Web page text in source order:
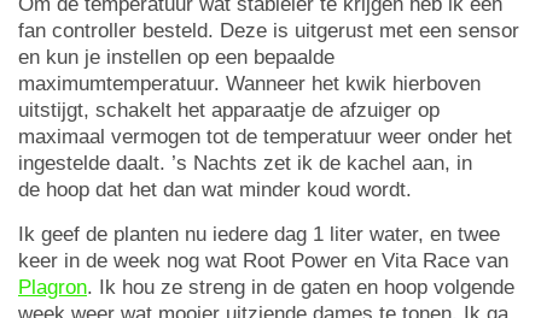
fan controller besteld. Deze is uitgerust met een sensor
en kun je instellen op een bepaalde
maximumtemperatuur. Wanneer het kwik hierboven
uitstijgt, schakelt het apparaatje de afzuiger op
maximaal vermogen tot de temperatuur weer onder het
ingestelde daalt. ’s Nachts zet ik de kachel aan, in
de hoop dat het dan wat minder koud wordt.
Ik geef de planten nu iedere dag 1 liter water, en twee
keer in de week nog wat Root Power en Vita Race van
Plagron. Ik hou ze streng in de gaten en hoop volgende